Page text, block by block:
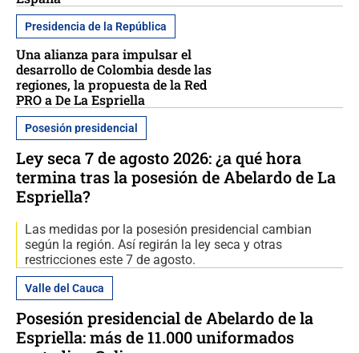
Presidencia de la República
Una alianza para impulsar el
desarrollo de Colombia desde las
regiones, la propuesta de la Red
PRO a De La Espriella
Posesión presidencial
Ley seca 7 de agosto 2026: ¿a qué hora
termina tras la posesión de Abelardo de La
Espriella?
Las medidas por la posesión presidencial cambian
según la región. Así regirán la ley seca y otras
restricciones este 7 de agosto.
Valle del Cauca
Posesión presidencial de Abelardo de la
Espriella: más de 11.000 uniformados